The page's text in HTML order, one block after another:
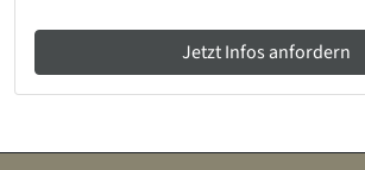
Jetzt Infos anfordern